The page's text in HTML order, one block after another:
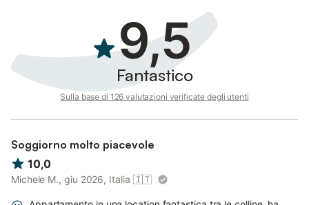
9,5
Fantastico
Sulla base di 126 valutazioni verificate degli utenti
Soggiorno molto piacevole
10,0
Michele M., giu 2026, Italia 🇮🇹